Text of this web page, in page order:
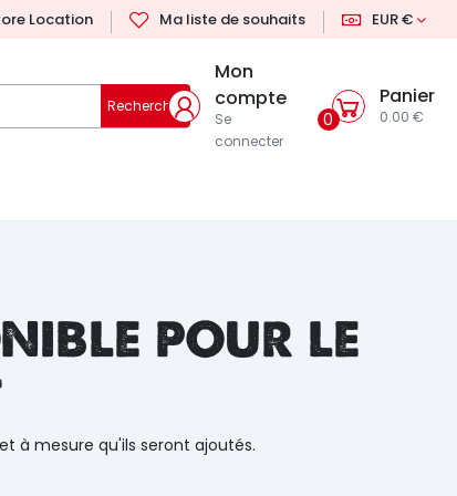
Location Ma liste de souhaits EUR €
Rechercher
Mon
compte
Se
connecter
0
Panier
0.00 €
pour le
à mesure qu'ils seront ajoutés.